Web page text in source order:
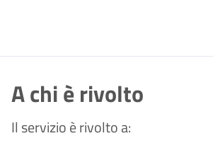
A chi è rivolto
Il servizio è rivolto a: